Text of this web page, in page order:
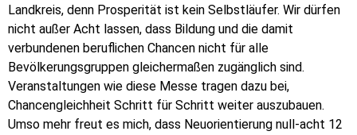
Landkreis, denn Prosperität ist kein Selbstläufer. Wir dürfen
nicht außer Acht lassen, dass Bildung und die damit
verbundenen beruflichen Chancen nicht für alle
Bevölkerungsgruppen gleichermaßen zugänglich sind.
Veranstaltungen wie diese Messe tragen dazu bei,
Chancengleichheit Schritt für Schritt weiter auszubauen.
Umso mehr freut es mich, dass Neuorientierung null-acht 12